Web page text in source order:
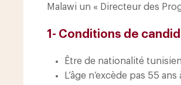
Malawi un « Directeur des
1- Conditions de
Être de nationalité
L’âge n’excède pas 55